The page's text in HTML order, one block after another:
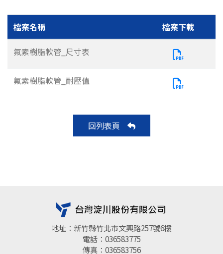
檔案名稱 檔案下載
氟素樹脂軟管_尺寸表
氟素樹脂軟管_耐壓值
回列表頁
地址：新竹縣竹北市文興路257號6樓
電話：036583775
傳真：036583756